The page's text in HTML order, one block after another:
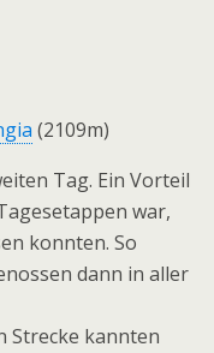
(2109m)
Tag. Ein Vorteil
war,
konnten. So
dann in aller
Strecke kannten